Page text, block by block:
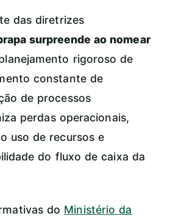
das diretrizes
surpreende ao nomear
rigoroso de
constante de
de processos
perdas operacionais,
uso de recursos e
do fluxo de caixa da
do Ministério da